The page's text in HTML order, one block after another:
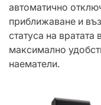
автоматично
приближаване и
статуса на
максимално
наематели.